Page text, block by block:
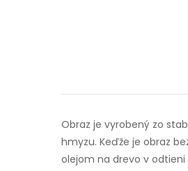
Obraz je vyrobený zo
hmyzu. Keďže je obraz
olejom na drevo v